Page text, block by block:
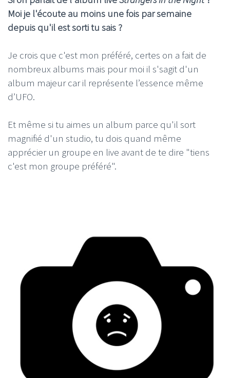
Moi je l'écoute au moins une fois par semaine
depuis qu'il est sorti tu sais ?
Je crois que c'est mon préféré, certes on a fait de
nombreux albums mais pour moi il s'sagit d'un
album majeur car il représente l’essence même
d’UFO.
Et même si tu aimes un album parce qu'il sort
magnifié d'un studio, tu dois quand même
apprécier un groupe en live avant de te dire "tiens
c'est mon groupe préféré".